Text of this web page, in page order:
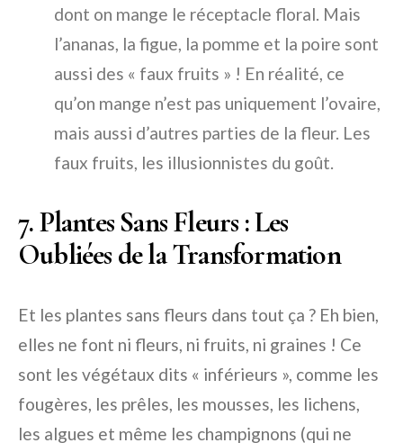
dont on mange le réceptacle floral. Mais
l’ananas, la figue, la pomme et la poire sont
aussi des « faux fruits » ! En réalité, ce
qu’on mange n’est pas uniquement l’ovaire,
mais aussi d’autres parties de la fleur. Les
faux fruits, les illusionnistes du goût.
7. Plantes Sans Fleurs : Les
Oubliées de la Transformation
Et les plantes sans fleurs dans tout ça ? Eh bien,
elles ne font ni fleurs, ni fruits, ni graines ! Ce
sont les végétaux dits « inférieurs », comme les
fougères, les prêles, les mousses, les lichens,
les algues et même les champignons (qui ne